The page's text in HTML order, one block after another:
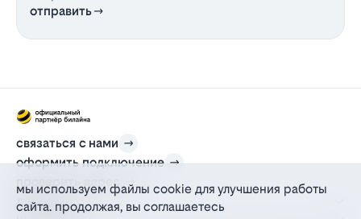
отправить
связаться с нами
оформить подключение
проверить адрес
для дома
мы используем файлы cookie для улучшения работы
сайта. продолжая, вы соглашаетесь